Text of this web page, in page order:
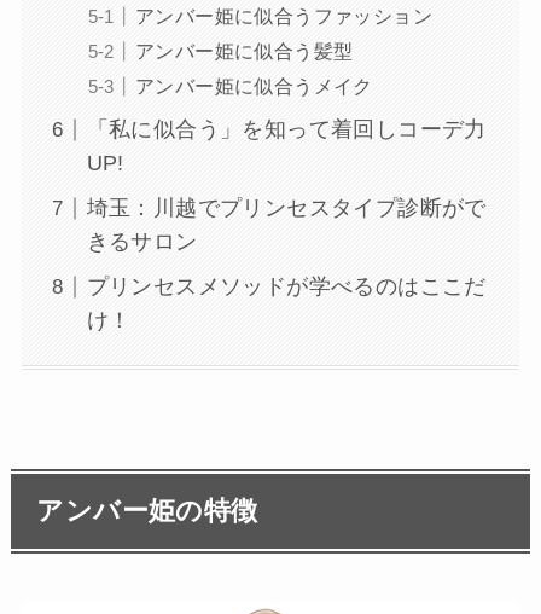
アンバー姫に似合うファッション
アンバー姫に似合う髪型
アンバー姫に似合うメイク
「私に似合う」を知って着回しコーデ力
UP!
埼玉：川越でプリンセスタイプ診断がで
きるサロン
プリンセスメソッドが学べるのはここだ
け！
アンバー姫の特徴